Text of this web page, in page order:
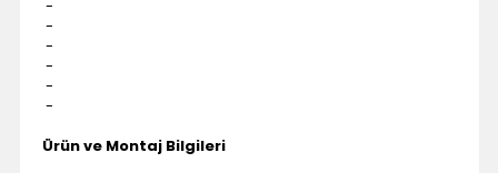
-
-
-
-
-
-
Ürün ve Montaj Bilgileri